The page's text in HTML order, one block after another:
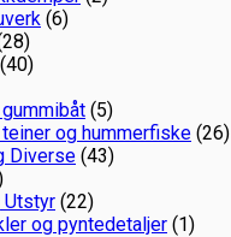
(6)
(40)
(5)
og hummerfiske (26)
Diverse (43)
Utstyr (22)
og pyntedetaljer (1)